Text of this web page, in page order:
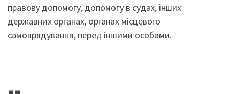
правову допомогу, допомогу в судах, інших
державних органах, органах місцевого
самоврядування, перед іншими особами.